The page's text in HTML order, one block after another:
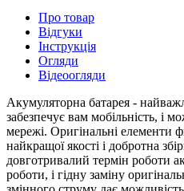
Про товар
Відгуки
Інструкція
Огляди
Відеоогляди
Акумуляторна батарея -
забезпечує вам мобільність, і
мережі. Оригінальні елементи
найкращої якості і добротна
довготривалий термін роботи
роботи, і гідну заміну